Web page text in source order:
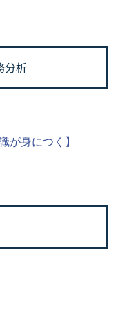
分析
が身につく】